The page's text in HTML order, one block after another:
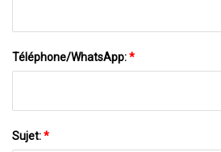
Téléphone/WhatsApp:*
Sujet:*